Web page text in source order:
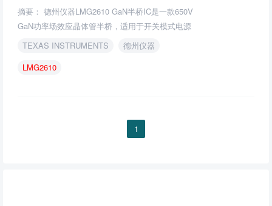
摘要： 德州仪器LMG2610 GaN半桥IC是一款650V
GaN功率场效应晶体管半桥，适用于开关模式电源
应用中小于75W的有源箝位反激(ACF)转换器。
TEXAS INSTRUMENTS
德州仪器
LMG2610
1